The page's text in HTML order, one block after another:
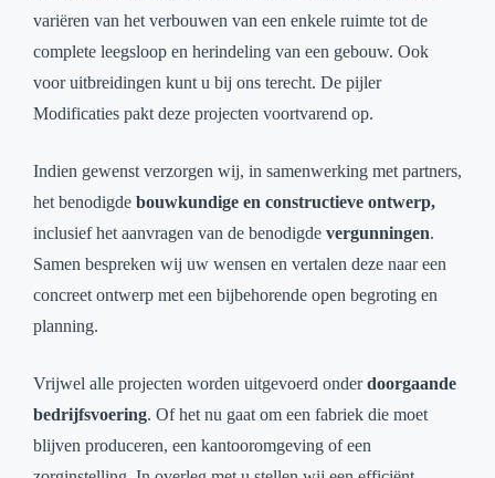
variëren van het verbouwen van een enkele ruimte tot de
complete leegsloop en herindeling van een gebouw. Ook
voor uitbreidingen kunt u bij ons terecht. De pijler
Modificaties pakt deze projecten voortvarend op.
Indien gewenst verzorgen wij, in samenwerking met partners,
het benodigde bouwkundige en constructieve ontwerp,
inclusief het aanvragen van de benodigde vergunningen.
Samen bespreken wij uw wensen en vertalen deze naar een
concreet ontwerp met een bijbehorende open begroting en
planning.
Vrijwel alle projecten worden uitgevoerd onderdoorgaande
bedrijfsvoering. Of het nu gaat om een fabriek die moet
blijven produceren, een kantooromgeving of een